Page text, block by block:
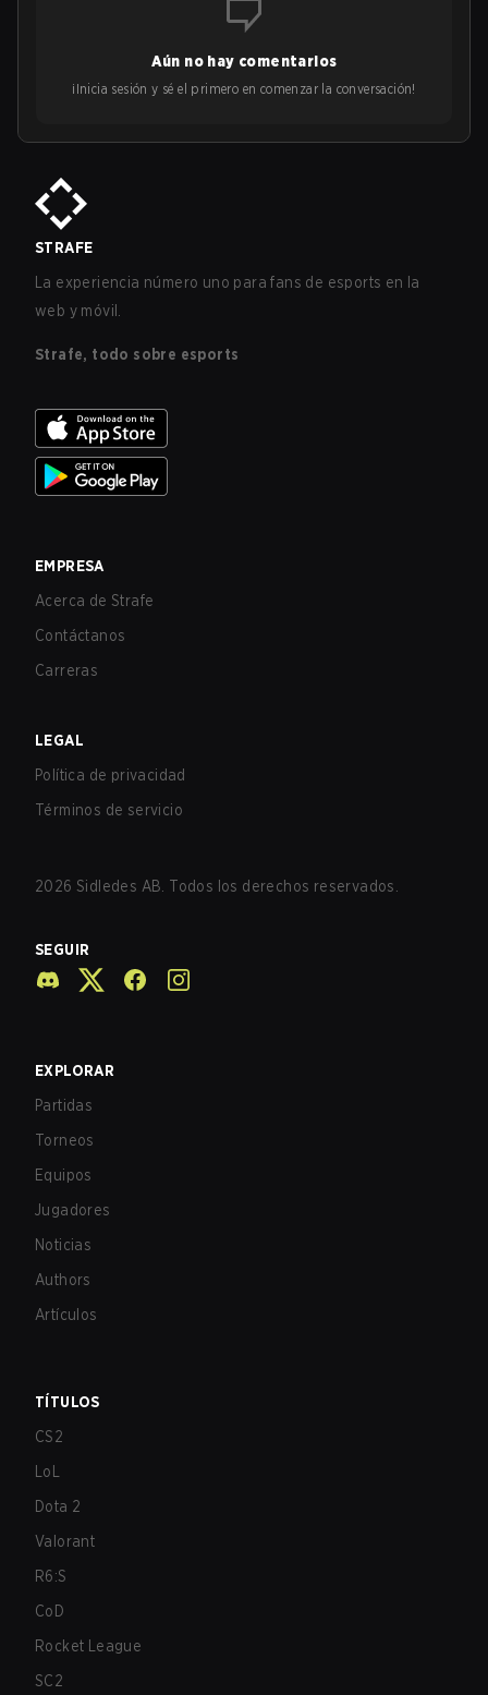
Aún no hay comentarios
¡Inicia sesión y sé el primero en comenzar la conversación!
STRAFE
La experiencia número uno para fans de esports en la
web y móvil.
Strafe, todo sobre esports
EMPRESA
Acerca de Strafe
Contáctanos
Carreras
LEGAL
Política de privacidad
Términos de servicio
2026 Sidledes AB. Todos los derechos reservados.
SEGUIR
EXPLORAR
Partidas
Torneos
Equipos
Jugadores
Noticias
Authors
Artículos
TÍTULOS
CS2
LoL
Dota 2
Valorant
R6:S
CoD
Rocket League
SC2